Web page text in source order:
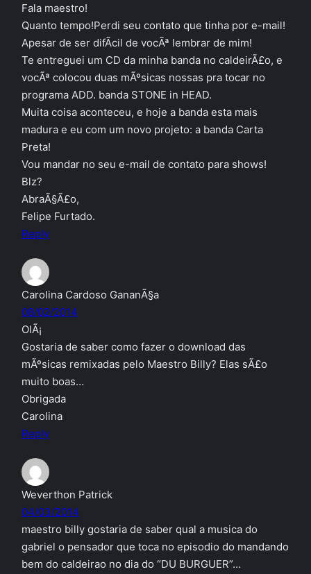
Fala maestro!
Quanto tempo!Perdi seu contato que tinha por e-mail!
Apesar de ser difÃ­cil de vocÃª lembrar de mim!
Te entreguei um CD da minha banda no caldeirÃ£o, e
vocÃª colocou duas mÃºsicas nossas pra tocar no
programa ADD. banda STONE in HEAD.
Muita coisa aconteceu, e hoje a banda esta mais
madura e eu com um novo projeto: a banda Carta
Preta!
Vou mandar no seu e-mail de contato para shows!
Blz?
AbraÃ§Ã£o,
Felipe Furtado.
Reply
Carolina Cardoso GananÃ§a
08/02/2014
OlÃ¡
Gostaria de saber como fazer o download das
mÃºsicas remixadas pelo Maestro Billy? Elas sÃ£o
muito boas…
Obrigada
Carolina
Reply
Weverthon Patrick
04/03/2014
maestro billy gostaria de saber qual a musica do
gabriel o pensador que toca no episodio do mandando
bem do caldeirao no dia do “DU BURGUER”…